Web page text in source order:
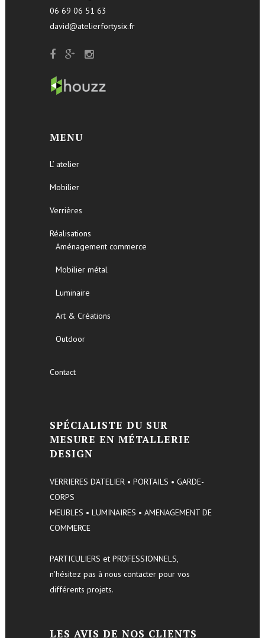
06 69 06 51 63
david@atelierfortysix.fr
MENU
L’ atelier
Mobilier
Verrières
Réalisations
Aménagement commerce
Mobilier métal
Luminaire
Art & Créations
Outdoor
Contact
SPÉCIALISTE DU SUR
MESURE EN MÉTALLERIE
DESIGN
VERRIERES D'ATELIER • PORTAILS • GARDE-
CORPS
MEUBLES • LUMINAIRES • AMENAGEMENT DE
COMMERCE
PARTICULIERS et PROFESSIONNELS,
n'hésitez pas à nous contacter pour vos
différents projets.
LES AVIS DE NOS CLIENTS